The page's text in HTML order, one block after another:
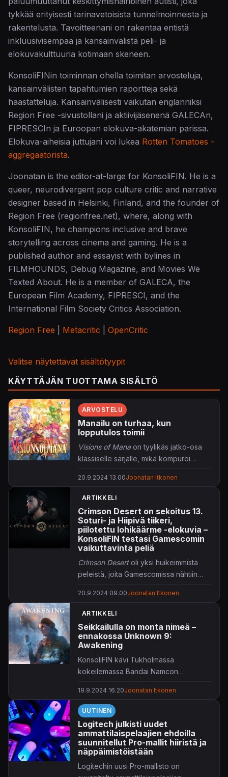
tykkää erityisesti tarinavetoisista tunnelmoinneista ja
rakentelusta. Tavoitteenani on rakentaa entistä
inkluusivisempaa ja kansainvälistä peli- ja
elokuvakulttuuria kotimaan skeneen.
KonsoliFINin toiminnan ohella toimitan arvosteluja,
kansainvälisten tapahtumien raportteja sekä
haastatteluja. Kansainvälisesti vaikutan englanniksi
Region Free -sivustollani ja aktiivijäsenenä GALECAn,
FIPRESCIn ja Euroopan elokuva-akatemian parissa.
Elokuva-aiheisia juttujani voi lukea Rotten Tomatoes -
aggregaatorista.
Joonatan is the editor-at-large for KonsoliFIN. He is a
queer, neurodivergent pop culture critic and narrative
designer based in Helsinki, Finland, and the founder of
Region Free (regionfree.net), where, along with
KonsoliFIN, he champions inclusive and brave
storytelling across cinema and gaming. He is a
published author and essayist with bylines in
FILMHOUNDS, Debug Magazine, and Movies We
Texted About. He is a member of GALECA, the
European Film Academy, FIPRESCI, and the
International Film Society Critics Association.
Region Free Metacritic OpenCritic
Valitse näytettävät sisältötyypit
KÄYTTÄJÄN TUOTTAMA SISÄLTÖ
ARVOSTELU
Manailu on turhaa, kun
lopputulos toimii
Visions of Mana on tyylikäs jatko-osa
klassiselle sarjalle, mikä kompuroi
20.9.2024 13.00Joonatan Itkonen
ARTIKKELI
Crimson Desert on sekoitus 13.
Soturi- ja Hiipivä tiikeri,
piilotettu lohikäärme -elokuvia –
KonsoliFIN testasi Gamescomin
vaikuttavinta peliä
Crimson Desertoli yksi huikeimmista
peleistä, joita Gamescomissa nähtiin
20.9.2024 09.00Joonatan Itkonen
ARTIKKELI
Seikkailulla on monta nimeä –
ennakossa Unknown 9:
Awakening
KonsoliFIN kävi Tukholmassa
kokeilemassa Bandai Namcon
19.9.2024 16.20Joonatan Itkonen
UUTINEN
Logitech julkisti uudet
ammattilaispelaajien ehdoilla
suunnitellut Pro-mallit hiiristä ja
näppäimistöistään
Logitechin uusi Pro-mallisto on